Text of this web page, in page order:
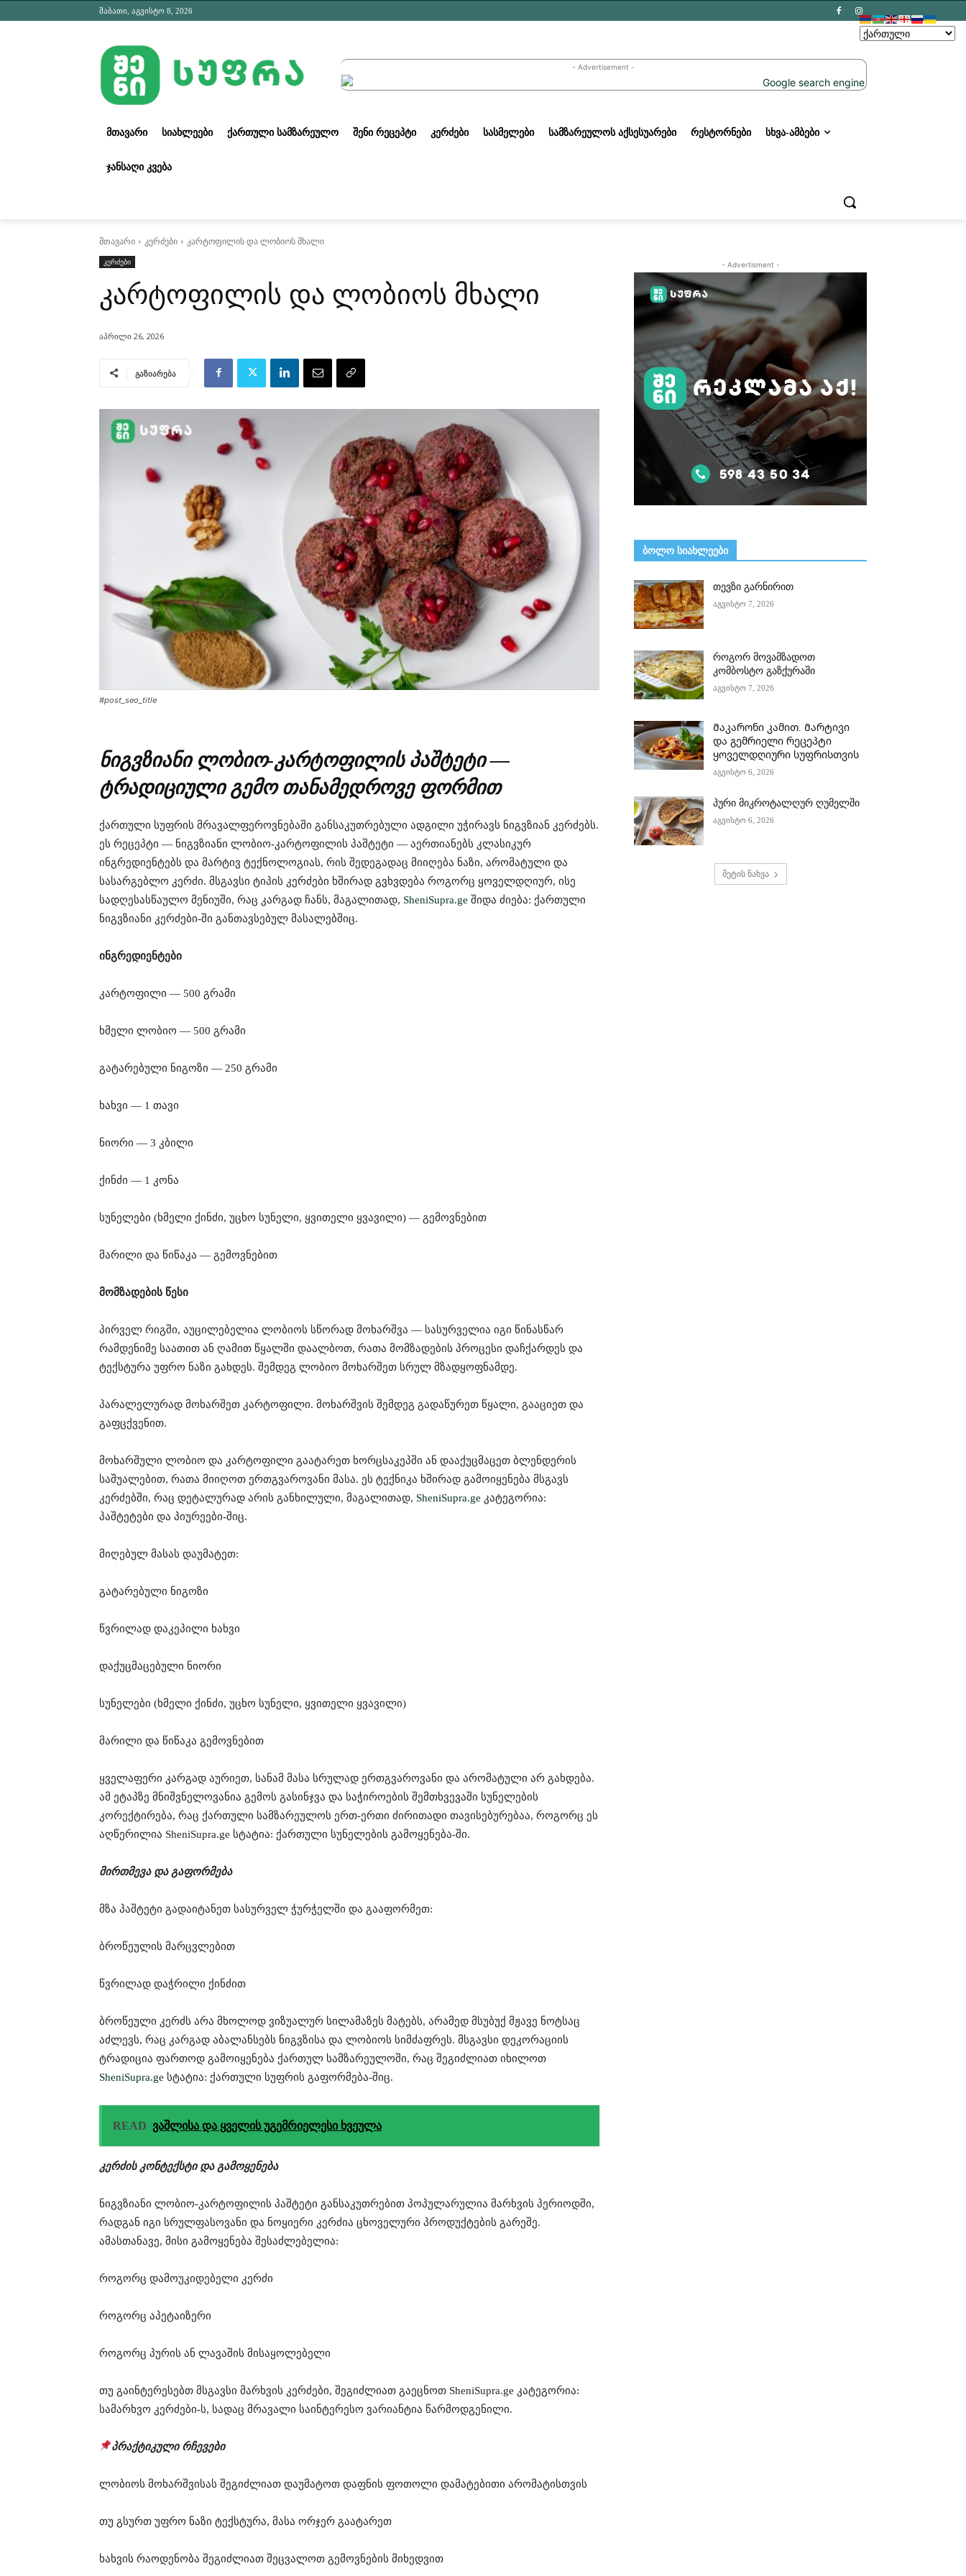
შაბათი, აგვისტო 8, 2026
- Advertisement -
ᲛᲗᲐᲕᲐᲠᲘ ᲡᲘᲐᲮᲚᲔᲔᲑᲘ ᲥᲐᲠᲗᲣᲚᲘ ᲡᲐᲛᲖᲐᲠᲔᲣᲚᲝ ᲨᲔᲜᲘ ᲠᲔᲪᲔᲞᲢᲘ ᲙᲔᲠᲫᲔᲑᲘ ᲡᲐᲡᲛᲔᲚᲔᲑᲘ ᲡᲐᲛᲖᲐᲠᲔᲣᲚᲝᲡ ᲐᲥᲡᲔᲡᲣᲐᲠᲔᲑᲘ ᲠᲔᲡᲢᲝᲠᲜᲔᲑᲘ ᲡᲮᲕᲐ-ᲐᲛᲑᲔᲑᲘ
ᲯᲐᲜᲡᲐᲦᲘ ᲙᲕᲔᲑᲐ
მთავარი კერძები
კარტოფილის და ლობიოს მხალი
კერძები
კარტოფილის და ლობიოს მხალი
აპრილი 26, 2026
გაზიარება
#post_seo_title
ნიგვზიანი ლობიო-კარტოფილის პაშტეტი —
ტრადიციული გემო თანამედროვე ფორმით
ქართული სუფრის მრავალფეროვნებაში განსაკუთრებული ადგილი უჭირავს ნიგვზიან კერძებს.
ეს რეცეპტი — ნიგვზიანი ლობიო-კარტოფილის პაშტეტი — აერთიანებს კლასიკურ
ინგრედიენტებს და მარტივ ტექნოლოგიას, რის შედეგადაც მიიღება ნაზი, არომატული და
სასარგებლო კერძი. მსგავსი ტიპის კერძები ხშირად გვხვდება როგორც ყოველდღიურ, ისე
სადღესასწაულო მენიუში, რაც კარგად ჩანს, მაგალითად, SheniSupra.ge შიდა ძიება: ქართული
ნიგვზიანი კერძები-ში განთავსებულ მასალებშიც.
ინგრედიენტები
კარტოფილი — 500 გრამი
ხმელი ლობიო — 500 გრამი
გატარებული ნიგოზი — 250 გრამი
ხახვი — 1 თავი
ნიორი — 3 კბილი
ქინძი — 1 კონა
სუნელები (ხმელი ქინძი, უცხო სუნელი, ყვითელი ყვავილი) — გემოვნებით
მარილი და წიწაკა — გემოვნებით
მომზადების წესი
პირველ რიგში, აუცილებელია ლობიოს სწორად მოხარშვა — სასურველია იგი წინასწარ
რამდენიმე საათით ან ღამით წყალში დაალბოთ, რათა მომზადების პროცესი დაჩქარდეს და
ტექსტურა უფრო ნაზი გახდეს. შემდეგ ლობიო მოხარშეთ სრულ მზადყოფნამდე.
პარალელურად მოხარშეთ კარტოფილი. მოხარშვის შემდეგ გადაწურეთ წყალი, გააციეთ და
გაფცქვენით.
მოხარშული ლობიო და კარტოფილი გაატარეთ ხორცსაკეპში ან დააქუცმაცეთ ბლენდერის
საშუალებით, რათა მიიღოთ ერთგვაროვანი მასა. ეს ტექნიკა ხშირად გამოიყენება მსგავს
კერძებში, რაც დეტალურად არის განხილული, მაგალითად, SheniSupra.ge კატეგორია:
პაშტეტები და პიურეები-შიც.
მიღებულ მასას დაუმატეთ:
გატარებული ნიგოზი
წვრილად დაკეპილი ხახვი
დაქუცმაცებული ნიორი
სუნელები (ხმელი ქინძი, უცხო სუნელი, ყვითელი ყვავილი)
მარილი და წიწაკა გემოვნებით
ყველაფერი კარგად აურიეთ, სანამ მასა სრულად ერთგვაროვანი და არომატული არ გახდება.
ამ ეტაპზე მნიშვნელოვანია გემოს გასინჯვა და საჭიროების შემთხვევაში სუნელების
კორექტირება, რაც ქართული სამზარეულოს ერთ-ერთი ძირითადი თავისებურებაა, როგორც ეს
აღწერილია SheniSupra.ge სტატია: ქართული სუნელების გამოყენება-ში.
მირთმევა და გაფორმება
მზა პაშტეტი გადაიტანეთ სასურველ ჭურჭელში და გააფორმეთ:
ბროწეულის მარცვლებით
წვრილად დაჭრილი ქინძით
ბროწეული კერძს არა მხოლოდ ვიზუალურ სილამაზეს მატებს, არამედ მსუბუქ მჟავე ნოტსაც
აძლევს, რაც კარგად აბალანსებს ნიგვზისა და ლობიოს სიმძაფრეს. მსგავსი დეკორაციის
ტრადიცია ფართოდ გამოიყენება ქართულ სამზარეულოში, რაც შეგიძლიათ იხილოთ
SheniSupra.ge სტატია: ქართული სუფრის გაფორმება-შიც.
READ ვაშლისა და ყველის უგემრიელესი ხვეულა
კერძის კონტექსტი და გამოყენება
ნიგვზიანი ლობიო-კარტოფილის პაშტეტი განსაკუთრებით პოპულარულია მარხვის პერიოდში,
რადგან იგი სრულფასოვანი და ნოყიერი კერძია ცხოველური პროდუქტების გარეშე.
ამასთანავე, მისი გამოყენება შესაძლებელია:
როგორც დამოუკიდებელი კერძი
როგორც აპეტაიზერი
როგორც პურის ან ლავაშის მისაყოლებელი
თუ გაინტერესებთ მსგავსი მარხვის კერძები, შეგიძლიათ გაეცნოთ SheniSupra.ge კატეგორია:
სამარხვო კერძები-ს, სადაც მრავალი საინტერესო ვარიანტია წარმოდგენილი.
პრაქტიკული რჩევები
ლობიოს მოხარშვისას შეგიძლიათ დაუმატოთ დაფნის ფოთოლი დამატებითი არომატისთვის
თუ გსურთ უფრო ნაზი ტექსტურა, მასა ორჯერ გაატარეთ
ხახვის რაოდენობა შეგიძლიათ შეცვალოთ გემოვნების მიხედვით
- Advertisment -
ᲑᲝᲚᲝ ᲡᲘᲐᲮᲚᲔᲔᲑᲘ
თევზი გარნირით
აგვისტო 7, 2026
როგორ მოვამზადოთ
კომბოსტო გაზქურაში
აგვისტო 7, 2026
Მაკარონი კამით. Მარტივი
და გემრიელი რეცეპტი
ყოველდღიური სუფრისთვის
აგვისტო 6, 2026
პური მიკროტალღურ ღუმელში
აგვისტო 6, 2026
მეტის ნახვა